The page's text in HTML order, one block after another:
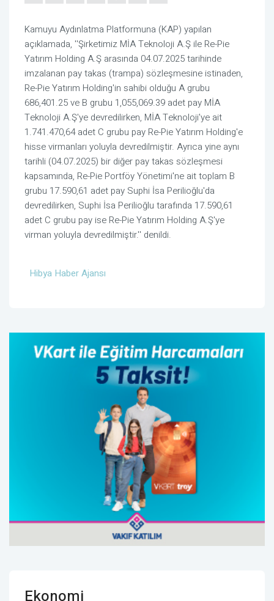
Kamuyu Aydınlatma Platformuna (KAP) yapılan
açıklamada, ''Şirketimiz MİA Teknoloji A.Ş ile Re-Pie
Yatırım Holding A.Ş arasında 04.07.2025 tarihinde
imzalanan pay takas (trampa) sözleşmesine istinaden,
Re-Pie Yatırım Holding'in sahibi olduğu A grubu
686,401.25 ve B grubu 1,055,069.39 adet pay MİA
Teknoloji A.Ş'ye devredilirken, MİA Teknoloji'ye ait
1.741.470,64 adet C grubu pay Re-Pie Yatırım Holding'e
hisse virmanları yoluyla devredilmiştir. Ayrıca yine aynı
tarihli (04.07.2025) bir diğer pay takas sözleşmesi
kapsamında, Re-Pie Portföy Yönetimi'ne ait toplam B
grubu 17.590,61 adet pay Suphi İsa Perilioğlu'da
devredilirken, Suphi İsa Perilioğlu tarafında 17.590,61
adet C grubu pay ise Re-Pie Yatırım Holding A.Ş'ye
virman yoluyla devredilmiştir.'' denildi.
Hibya Haber Ajansı
Ekonomi